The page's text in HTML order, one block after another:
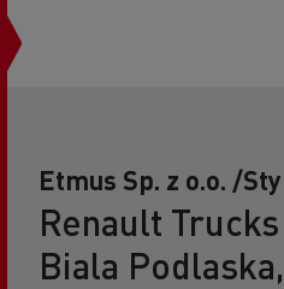
Etmus Sp. z o.o. /
Renault
Biala